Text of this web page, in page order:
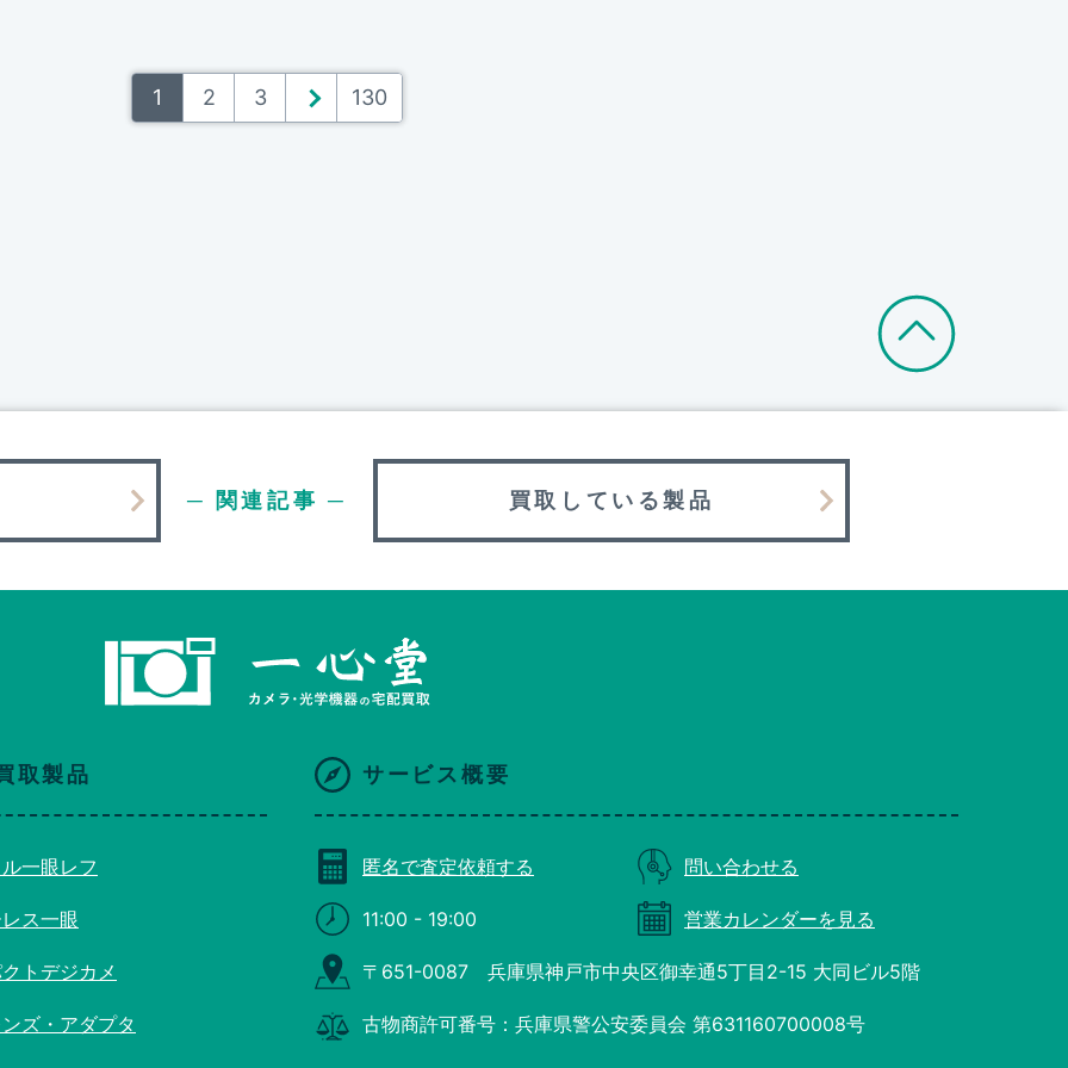
1 2 3 ＞ 130
─ 関連記事 ─ 買取している製品
取製品
一眼レフ
ス一眼
トデジカメ
ズ・アダプタ
サービス概要
匿名で査定依頼する 問い合わせる
11:00 - 19:00 営業カレンダーを見る
〒651-0087 兵庫県神戸市中央区御幸通5丁目2-15 大同ビル5階
古物商許可番号：兵庫県警公安委員会 第631160700008号